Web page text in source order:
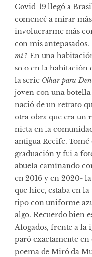
Covid-19 llegó a
comencé a mirar
involucrarme más
con mis antepasados.
mí? En una
solo en la habitación
la serie Olhar para
joven con una botella
nació de un retrato
otra obra que era un
nieta en la
antigua Recife. Tomé
graduación y fui a
abuela caminando
en 2016 y en 2020-
que hice, estaba en
tipo con uniforme
algo. Recuerdo bien
Afogados, frente a la
paró exactamente en
poema de Miró da